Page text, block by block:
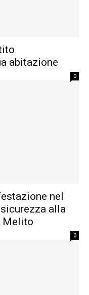
abitazione
0
nel
alla
Melito
0